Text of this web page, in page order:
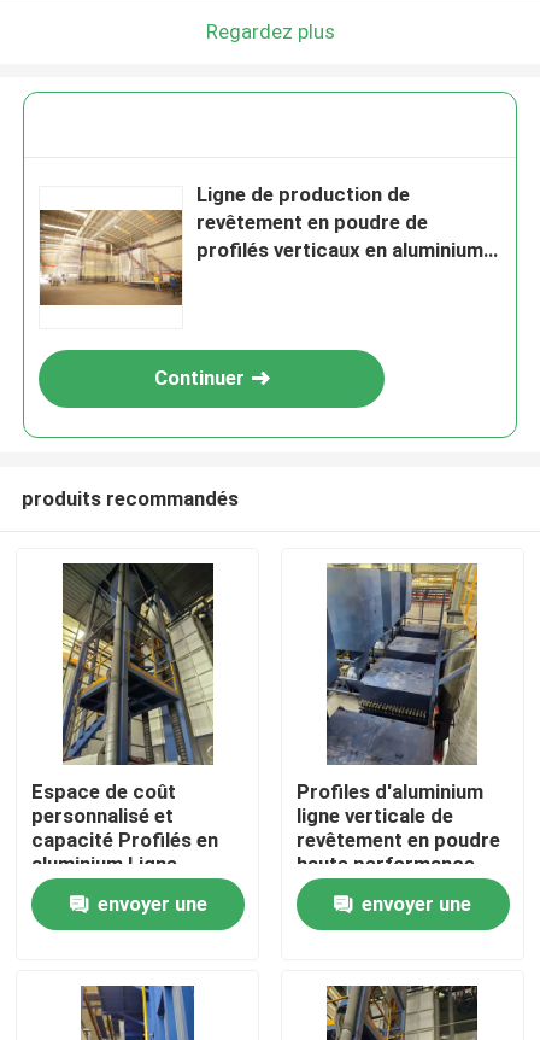
Maison
Produits
VR Show
Regardez plus
Ligne de production de
revêtement en poudre de
profilés verticaux en aluminium
Continuer
produits recommandés
Espace de coût
personnalisé et
capacité Profilés en
aluminium Ligne
verticale de
revêtement en poudre
haute performance
envoyer une
Profiles d'aluminium
ligne verticale de
revêtement en poudre
haute performance
envoyer une